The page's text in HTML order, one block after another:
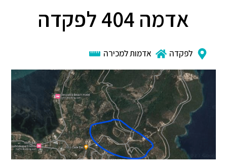
אדמה 404 לפקדה
לפקדה אדמות למכירה